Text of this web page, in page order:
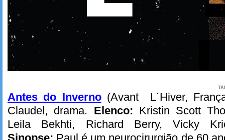
Antes do Inverno(Avant L´Hiver,
Claudel, drama. Elenco: Kristin Scott
Leila Bekhti, Richard Berry, Vicky